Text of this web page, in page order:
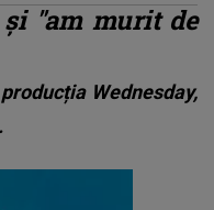
"am murit de
Wednesday,